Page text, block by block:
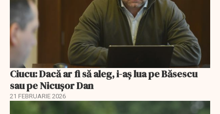
Ciucu: Dacă ar fi să aleg, i-aș lua pe Băsescu
sau pe Nicușor Dan
21 FEBRUARIE 2026